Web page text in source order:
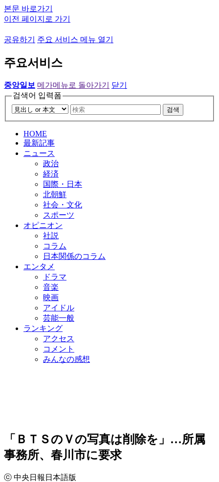
본문 바로가기
이전 페이지로 가기
공유하기 주요 서비스 메뉴 열기
주요서비스
중앙일보 메가메뉴로 돌아가기
닫기
검색어 입력폼
검색
HOME
最新記事
ニュース
政治
経済
国際・日本
北朝鮮
社会・文化
スポーツ
オピニオン
社説
コラム
日本関係のコラム
エンタメ
ドラマ
音楽
映画
アイドル
芸能一般
ランキング
アクセス
コメント
みんなの感想
「ＢＴＳのＶの写真は削除を」…所属
事務所、春川市に要求
ⓒ 中央日報日本語版